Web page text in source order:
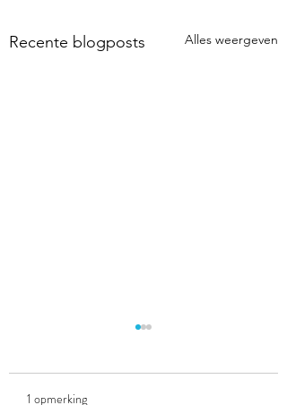
Recente blogposts Alles weergeven
1 opmerking